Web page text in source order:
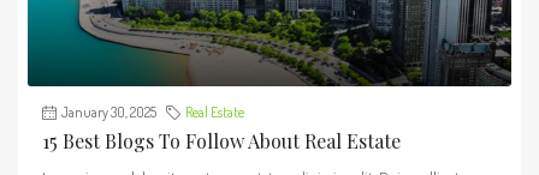
January 30, 2025 Real Estate
15 Best Blogs To Follow About Real Estate